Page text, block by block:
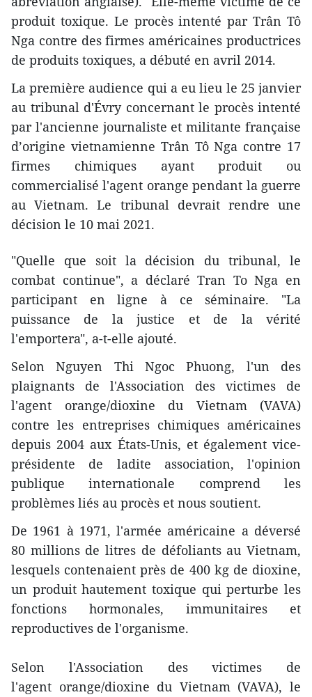
produit toxique. Le procès intenté par Trân Tô
Nga contre des firmes américaines productrices
de produits toxiques, a débuté en avril 2014.
La première audience qui a eu lieu le 25 janvier
au tribunal d'Évry concernant le procès intenté
par l'ancienne journaliste et militante française
d’origine vietnamienne Trân Tô Nga contre 17
firmes chimiques ayant produit ou
commercialisé l'agent orange pendant la guerre
au Vietnam. Le tribunal devrait rendre une
décision le 10 mai 2021.
"Quelle que soit la décision du tribunal, le
combat continue", a déclaré Tran To Nga en
participant en ligne à ce séminaire. "La
puissance de la justice et de la vérité
l'emportera", a-t-elle ajouté.
Selon Nguyen Thi Ngoc Phuong, l'un des
plaignants de l'Association des victimes de
l'agent orange/dioxine du Vietnam (VAVA)
contre les entreprises chimiques américaines
depuis 2004 aux États-Unis, et également vice-
présidente de ladite association, l'opinion
publique internationale comprend les
problèmes liés au procès et nous soutient.
De 1961 à 1971, l'armée américaine a déversé
80 millions de litres de défoliants au Vietnam,
lesquels contenaient près de 400 kg de dioxine,
un produit hautement toxique qui perturbe les
fonctions hormonales, immunitaires et
reproductives de l'organisme.
Selon l'Association des victimes de
l'agent orange/dioxine du Vietnam (VAVA), le